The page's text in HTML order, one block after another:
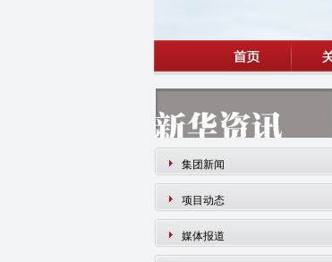
集团新闻
项目动态
媒体报道